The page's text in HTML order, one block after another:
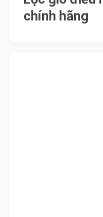
chính hãng